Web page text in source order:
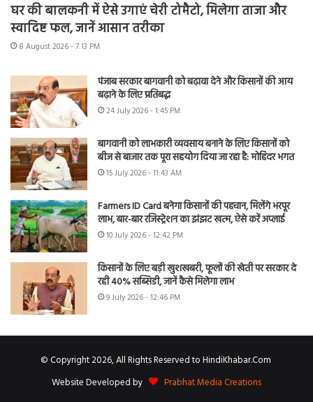
घर की बालकनी में ऐसे उगाएं चेरी टोमैटो, मिलेगा ताजा और
स्वादिष्ट फल, जानें आसान तरीका
8 August 2026 - 7:13 PM
पंजाब सरकार बागवानी को बढ़ावा देने और किसानों की आय
बढ़ाने के लिए प्रतिबद्ध
24 July 2026 - 1:45 PM
बागवानी को लाभकारी व्यवसाय बनाने के लिए किसानों को
बीज से बाजार तक पूरा सहयोग दिया जा रहा है: मोहिंदर भगत
15 July 2026 - 11:43 AM
Farmers ID Card बनेगा किसानों की पहचान, मिलेंगे भरपूर
लाभ, बार-बार रजिस्ट्रेशन का झंझट खत्म, ऐसे करें अप्लाई
10 July 2026 - 12:42 PM
किसानों के लिए बड़ी खुशखबरी, फूलों की खेती पर सरकार दे
रही 40% सब्सिडी, जानें कैसे मिलेगा लाभ
9 July 2026 - 12:46 PM
© Copyright 2026, All Rights Reserved to HindiKhabar.Com
Website Developed by
Prabhat Media Creations